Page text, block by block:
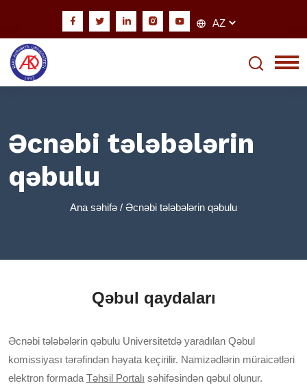
Əcnəbi tələbələrin
qəbulu
Ana səhifə / Əcnəbi tələbələrin qəbulu
Qəbul qaydaları
Əcnəbi tələbələrin qəbulu Universitetdə yaradılan Qəbul
komissiyası tərəfindən həyata keçirilir. Namizədlərin müraicətləri
elektron formada Təhsil Portalı səhifəsindən qəbul olunur.